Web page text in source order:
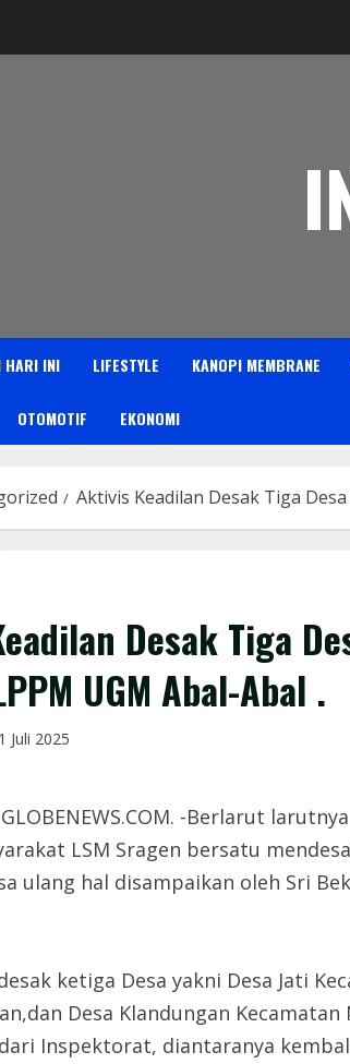
HARI INI LIFESTYLE KANOPI MEMBRANE
OTOMOTIF EKONOMI
Aktivis Keadilan Desak Tiga
Desak Tiga
UGM Abal-Abal .
Juli 2025
-Berlarut
LSM Sragen bersatu
ulang hal disampaikan oleh Sri
ketiga Desa yakni Desa Jati
Desa Klandungan
Inspektorat, diantaranya